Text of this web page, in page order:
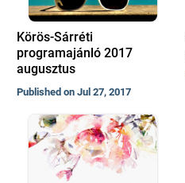
Körös-Sárréti
programajánló 2017
augusztus
Published on Jul 27, 2017